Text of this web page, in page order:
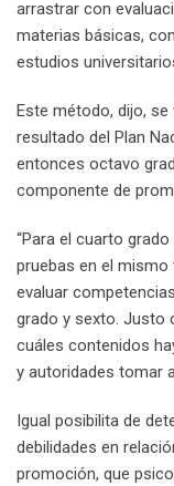
arrastrar con
materias básicas,
estudios
Este método, dijo,
resultado del Plan
entonces octavo
componente de
“Para el cuarto
pruebas en el
evaluar
grado y sexto. Justo
cuáles contenidos
y autoridades tomar
Igual posibilita de
debilidades en
promoción, que